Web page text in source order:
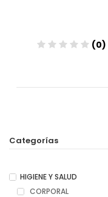
(0)
Categorías
HIGIENE Y SALUD
CORPORAL